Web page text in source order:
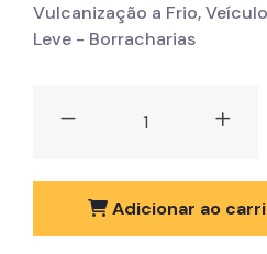
Vulcanização a Frio,
Leve - Borracharias
Adicionar ao